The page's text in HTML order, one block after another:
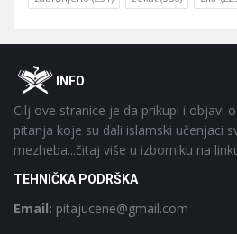
FooterOINFO
Cilj ove stranice je da prikupi i objavi
pitanja koje su dali islamski učenjaci
mezheba...čitaj više u izborniku na
TEHNIČKA PODRŠKA
Email: pitajucene@gmail.com